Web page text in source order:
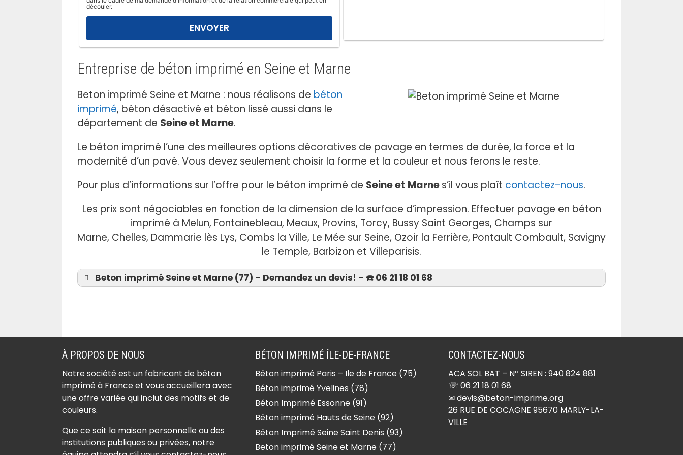
l
a
s
e
c
e
c
h
a
p
v
d
découler.
Entreprise de béton imprimé en Seine et Marne
Beton imprimé Seine et Marne : nous réalisons de béton
imprimé, béton désactivé et béton lissé aussi dans le
département de Seine et Marne.
Le béton imprimé l’une des meilleures options décoratives de pavage en termes de durée, la force et la
modernité d’un pavé. Vous devez seulement choisir la forme et la couleur et nous ferons le reste.
Pour plus d’informations sur l’offre pour le béton imprimé de Seine et Marnes’il vous plaît contactez-nous.
Les prix sont négociables en fonction de la dimension de la surface d’impression. Effectuer pavage en béton
imprimé à Melun, Fontainebleau, Meaux, Provins, Torcy, Bussy Saint Georges, Champs sur
Marne, Chelles, Dammarie lès Lys, Combs la Ville, Le Mée sur Seine, Ozoir la Ferrière, Pontault Combault, Savigny
le Temple, Barbizon et Villeparisis.
Beton imprimé Seine et Marne (77) - Demandez un devis! - ☎️ 06 21 18 01 68
la-Forêt (77760)
Béton imprimé Amillis
(77120)
Béton imprimé Amponville
(77760)
(77390)
Béton imprimé Annet-sur-
Marne (77410)
(77165)
Béton imprimé Forges
(77130)
Béton imprimé Fouju
(77390)
Béton imprimé Fresnes-
sur-Marne (77410)
Béton imprimé Frétoy
(77320)
(77440)
Béton imprimé Oissery
Béton imprimé Orly-sur-
Morin (77750)
Béton imprimé Ormesson
À PROPOS DE NOUS
Notre société est un fabricant de béton
imprimé à France et vous accueillera avec
une offre variée qui inclut des motifs et de
couleurs.
Que ce soit la maison personnelle ou des
institutions publiques ou privées, notre
BÉTON IMPRIMÉ ÎLE-DE-FRANCE
Béton imprimé Paris – Ile de France (75)
Béton imprimé Yvelines (78)
Béton Imprimé Essonne (91)
Béton imprimé Hauts de Seine (92)
Béton Imprimé Seine Saint Denis (93)
Beton imprimé Seine et Marne (77)
CONTACTEZ-NOUS
ACA SOL BAT – Nº SIREN : 940 824 881
☏ 06 21 18 01 68
✉ devis@beton-imprime.org
26 RUE DE COCAGNE 95670 MARLY-LA-
VILLE